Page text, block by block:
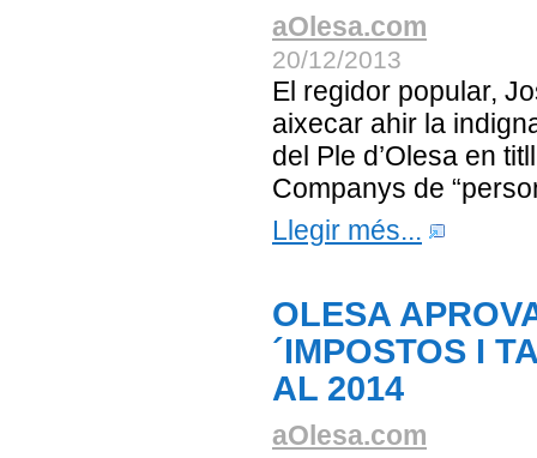
aOlesa.com
20/12/2013
El regidor popular,
aixecar ahir la
del Ple d’Olesa en
Companys de
Llegir més...
OLESA
´IMPOSTOS I
AL 2014
aOlesa.com